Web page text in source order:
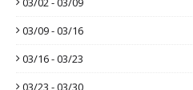
03/09 - 03/16
03/16 - 03/23
03/23 - 03/30